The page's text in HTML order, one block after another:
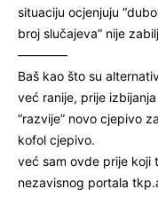
situaciju ocjenjuju
broj slučajeva” nije
————
Baš kao što su
već ranije, prije
“razvije” novo cjepivo
kofol cjepivo.
već sam ovde prije koji
nezavisnog portala